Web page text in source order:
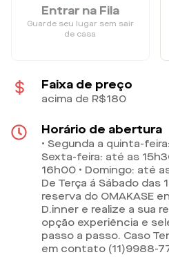
Entrar na Fila
Guarde seu lugar sem sair
de casa
Faixa de preço
acima de R$180
Horário de abertura
• Segunda a quinta-
Sexta-feira: até as
16h00 • Domingo: até
De Terça á Sábado das
reserva do OMAKASE
D.inner e realize a sua
opção experiência e
passo a passo. Caso
em contato (11)9988-